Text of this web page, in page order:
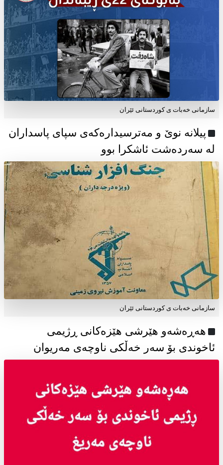
سازمانی خەبات ی كوردستانی ئێران
پیلانە نوێ و مەترسیدارەکەی سپای پاسداران
لە سەردەشت ئاشکرا بوو
سازمانی خەبات ی كوردستانی ئێران
هەڕەشەو هێرشی هێزەکانی ڕژیمی
ئاخوندی بۆ سەر خەڵکی ناوچەی مەریوان